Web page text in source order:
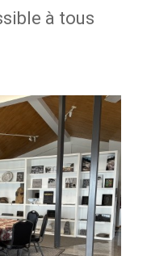
à tous